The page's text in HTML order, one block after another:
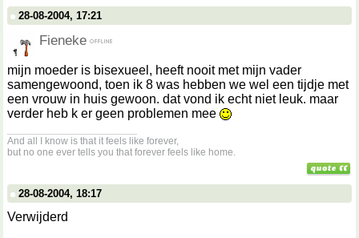
28-08-2004, 17:21
Fieneke
mijn moeder is bisexueel, heeft nooit met mijn vader
samengewoond, toen ik 8 was hebben we wel een tijdje met
een vrouw in huis gewoon. dat vond ik echt niet leuk. maar
verder heb k er geen problemen mee
And all I know is that it feels like forever,
but no one ever tells you that forever feels like home.
28-08-2004, 18:17
Verwijderd